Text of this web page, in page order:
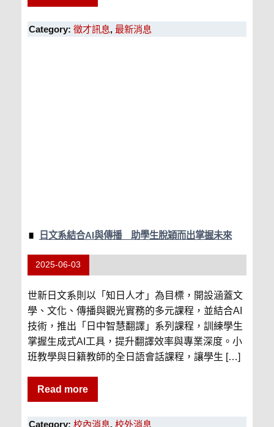
Category: 徵才訊息, 最新消息
日文系結合AI與傳播 助學生脫穎而出掌握未來
2025-06-03
世新日文系則以「知日人才」為目標，開設涵蓋文
學、文化、傳播與觀光實務的多元課程，並結合AI
技術，推出「日中智慧翻譯」系列課程，訓練學生
掌握生成式AI工具，提升翻譯效率與專業深度。小
班教學與日籍教師的全日語會話課程，讓學生 […]
Read more
Category: 校內消息, 校外消息